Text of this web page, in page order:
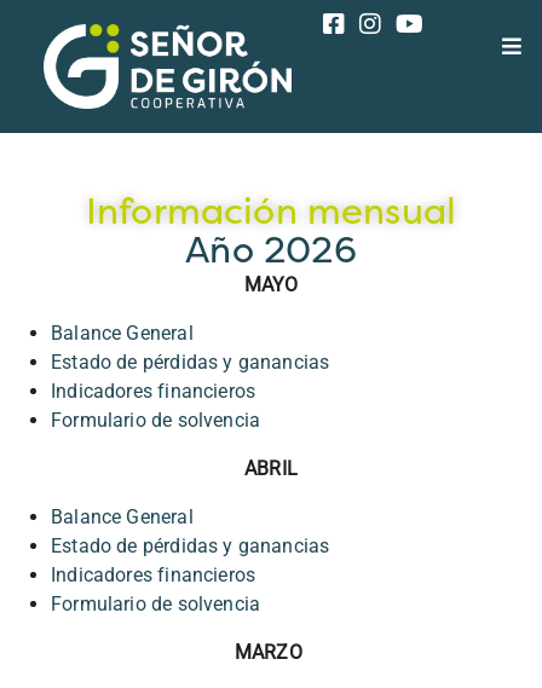
Información mensual
Año 2026
MAYO
Balance General
Estado de pérdidas y ganancias
Indicadores financieros
Formulario de solvencia
ABRIL
Balance General
Estado de pérdidas y ganancias
Indicadores financieros
Formulario de solvencia
MARZO